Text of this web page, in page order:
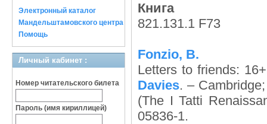
Электронный каталог
Мандельштамовского центра
Помощь
Личный кабинет :
Номер читательского билета
Пароль (имя кириллицей)
Книга
821.131.1 F73
Fonzio, B.
Letters to friends:
Davies. –
(The I Tatti
05836-1.